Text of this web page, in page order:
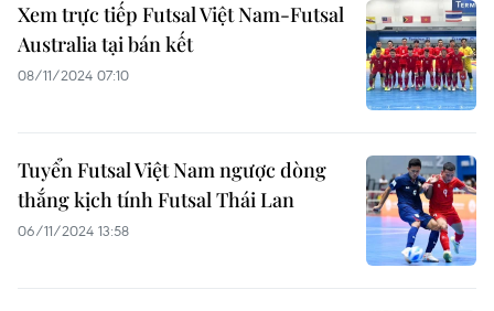
Xem trực tiếp Futsal Việt Nam-Futsal
Australia tại bán kết
08/11/2024 07:10
Tuyển Futsal Việt Nam ngược dòng
thắng kịch tính Futsal Thái Lan
06/11/2024 13:58